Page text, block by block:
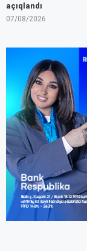
açıqlandı
07/08/2026